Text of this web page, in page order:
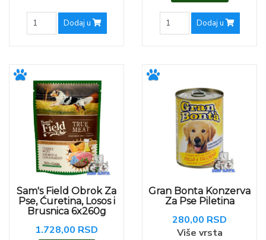
Dodaj u Dodaj u
Sam's Field Obrok Za
Pse, Ćuretina, Losos i
Brusnica 6x260g
1.728,00 RSD
Gran Bonta Konzerva
Za Pse Piletina
280,00 RSD
Više vrsta